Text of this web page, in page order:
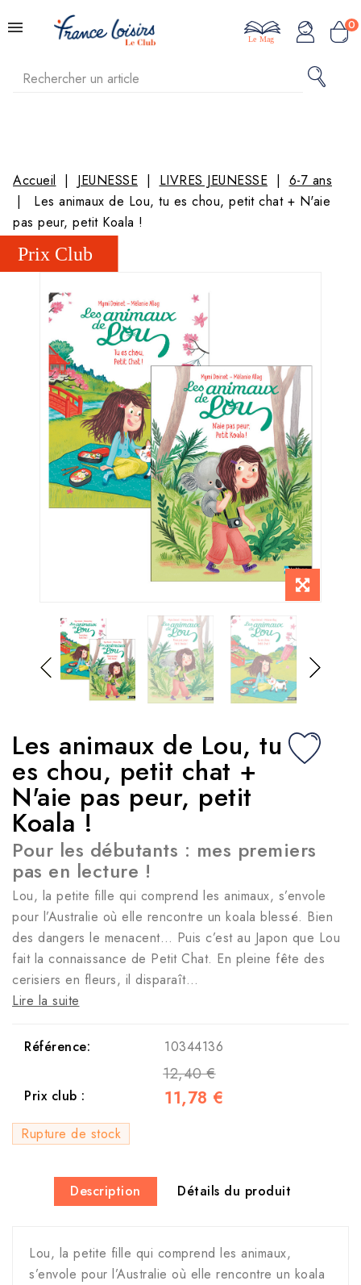
0
Le Mag
Accueil JEUNESSE LIVRES JEUNESSE
6-7 ans
Les animaux de Lou, tu es chou, petit chat + N'aie
pas peur, petit Koala !
Les animaux de Lou, tu
es chou, petit chat +
N'aie pas peur, petit
Koala !
Pour les débutants : mes premiers
pas en lecture !
Lou, la petite fille qui comprend les animaux, s’envole
pour l’Australie où elle rencontre un koala blessé. Bien
des dangers le menacent… Puis c’est au Japon que Lou
fait la connaissance de Petit Chat. En pleine fête des
cerisiers en fleurs, il disparaît…
Lire la suite
Référence: 10344136
12,40 €
Prix club : 11,78 €
Rupture de stock
Description Détails du produit
Lou, la petite fille qui comprend les animaux,
s’envole pour l’Australie où elle rencontre un koala